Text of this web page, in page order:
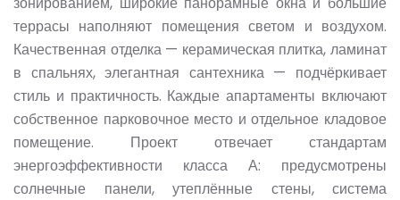
террасы наполняют помещения светом и воздухом.
Качественная отделка — керамическая плитка, ламинат
в спальнях, элегантная сантехника — подчёркивает
стиль и практичность. Каждые апартаменты включают
собственное парковочное место и отдельное кладовое
помещение. Проект отвечает стандартам
энергоэффективности класса А: предусмотрены
солнечные панели, утеплённые стены, система